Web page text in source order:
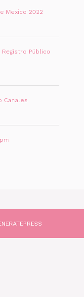
Mexico 2022
Registro Público
Canales